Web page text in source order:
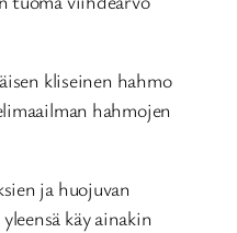
kliseinen hahmo
hahmojen
ja huojuvan
käy ainakin